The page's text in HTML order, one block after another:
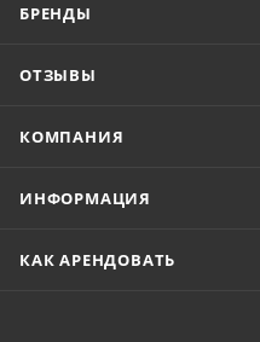
БРЕНДЫ
ОТЗЫВЫ
КОМПАНИЯ
ИНФОРМАЦИЯ
КАК АРЕНДОВАТЬ